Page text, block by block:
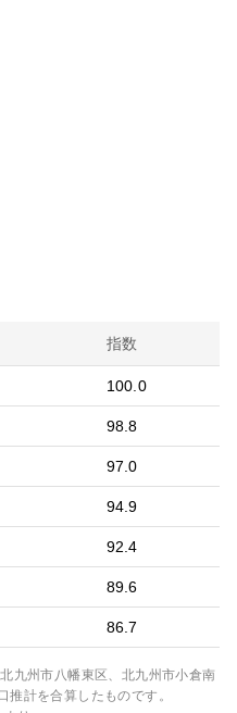
指数
100.0
98.8
97.0
94.9
92.4
89.6
86.7
九州市八幡東区、北九州市小倉南
推計を合算したものです。